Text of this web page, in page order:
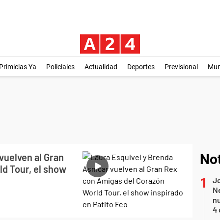
Ya Policiales Actualidad Deportes Previsional
al Gran
Tour, el show
4